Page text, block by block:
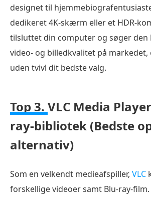
designet til
dedikeret 4K-skærm eller et HDR-
tilsluttet din computer og søger den
video- og billedkvalitet på
uden tvivl dit bedste valg.
Top 3. VLC Media
ray-bibliotek (Bedste
alternativ)
Som en velkendt medieafspiller, VLC
forskellige videoer samt Blu-ray-